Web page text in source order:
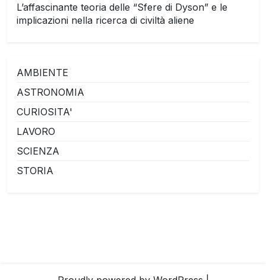
L’affascinante teoria delle “Sfere di Dyson” e le
implicazioni nella ricerca di civiltà aliene
AMBIENTE
ASTRONOMIA
CURIOSITA'
LAVORO
SCIENZA
STORIA